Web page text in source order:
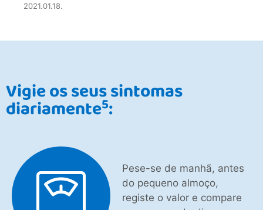
2021.01.18.
Vigie os seus sintomas
diariamente5:
Pese-se de manhã, antes
do pequeno almoço,
registe o valor e compare